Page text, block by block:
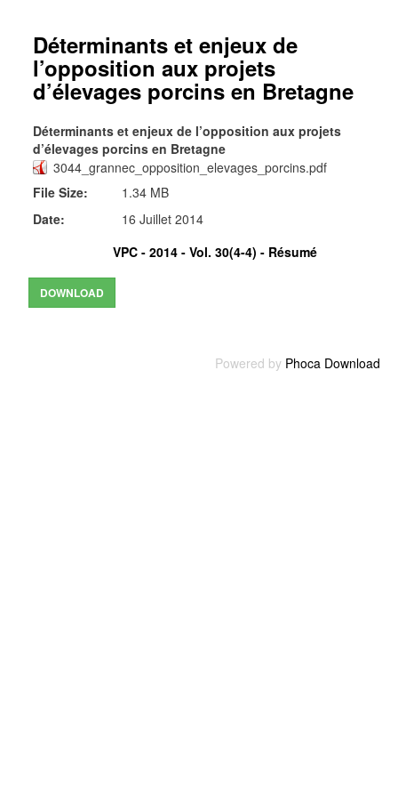
Déterminants et enjeux de
l’opposition aux projets
d’élevages porcins en Bretagne
Déterminants et enjeux de l’opposition aux projets
d’élevages porcins en Bretagne
3044_grannec_opposition_elevages_porcins.pdf
File Size:
1.34 MB
Date:
16 Juillet 2014
VPC - 2014 - Vol. 30(4-4) - Résumé
Powered by Phoca Download